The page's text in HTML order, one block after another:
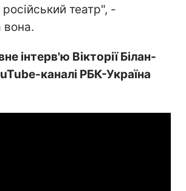
театр", -
вона.
інтерв'ю Вікторії Білан-
каналі РБК-Україна